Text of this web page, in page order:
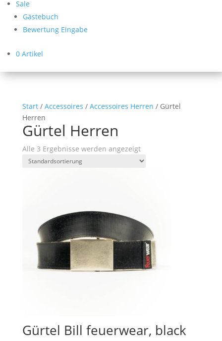
Sale
Gästebuch
Bewertung Eingabe
0 Artikel
Start/ Accessoires / Accessoires Herren / Gürtel
Herren
Gürtel Herren
Alle 3 Ergebnisse werden angezeigt
Gürtel Bill feuerwear, black